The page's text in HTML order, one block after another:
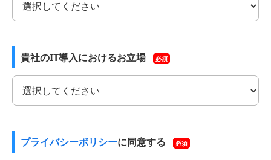
貴社のIT導入におけるお立場 必須
プライバシーポリシーに同意する 必須